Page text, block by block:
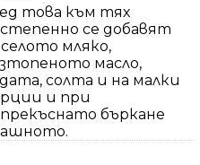
това към тях
се добавят
мляко,
масло,
солта и на малки
и при
бъркане